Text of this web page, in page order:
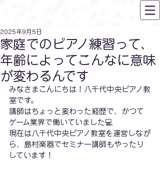
家庭でのピアノ練習って、
年齢によってこんなに意味
が変わるんです
2025年9月5日
みなさまこんにちは！八千代中央ピアノ教
室です。
講師はちょっと変わった経歴で、かつて
ゲーム業界で働いていました💻
現在は八千代中央ピアノ教室を運営しなが
ら、島村楽器でセミナー講師もやったり
しています！